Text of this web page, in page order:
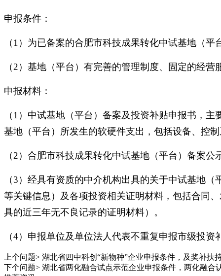
申报条件：
（1）为已备案的合肥市科技成果转化中试基地（平
（2）基地（平台）有完善的管理制度、固定的经
申报材料：
（1）中试基地（平台）备案及投资补贴申报书，
基地（平台）所发生的软硬件支出，包括设备、控
（2）合肥市科技成果转化中试基地（平台）备案公
（3）经具有资质的中介机构出具的关于中试基地
等关键信息）及各项投资相关证明材料，包括合同
具的近三年无不良记录的证明材料）。
（4）申报单位及单位法人代表不重复申报市级投资
上个问题> 湖北省四中科创“新物种”企业申报条件，及奖补扶
下个问题> 湖北省两化融合试点示范企业申报条件，两化融合